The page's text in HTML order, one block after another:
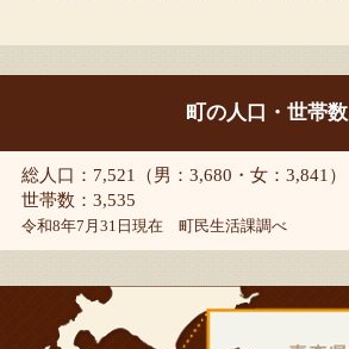
町の人口・世帯数
総人口：7,521（男：3,680・女：3,841）
世帯数：3,535
令和8年7月31日現在 町民生活課調べ